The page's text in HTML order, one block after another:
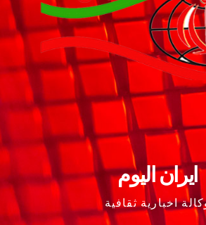
ايران اليوم
اخبارية ثقافية